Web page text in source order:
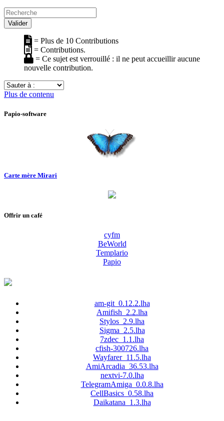
Recherche
Valider
= Plus de 10 Contributions
= Contributions.
= Ce sujet est verrouillé : il ne peut accueillir aucune
nouvelle contribution.
Sauter
à
Plus de contenu
Papio-software
Carte mère Mirari
Offrir un café
cyfm
BeWorld
Templario
Papio
am-git_0.12.2.lha
Amifish_2.2.lha
Stylos_2.9.lha
Sigma_2.5.lha
7zdec_1.1.lha
cfish-300726.lha
Wayfarer_11.5.lha
AmiArcadia_36.53.lha
nextvi-7.0.lha
TelegramAmiga_0.0.8.lha
CellBasics_0.58.lha
Daikatana_1.3.lha